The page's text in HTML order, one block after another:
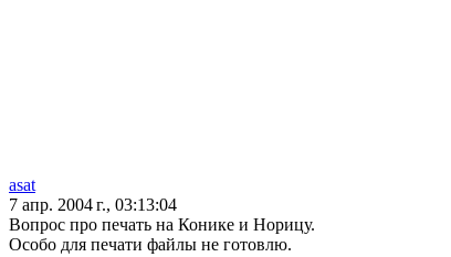
asat
7 апр. 2004 г., 03:13:04
Вопрос про печать на Конике и Норицу.
Особо для печати файлы не готовлю.